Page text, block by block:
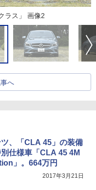
ラス」 画像2
へ
、「CLA 45」の装備
仕様車「CLA 45 4M
」。664万円
2017年3月21日